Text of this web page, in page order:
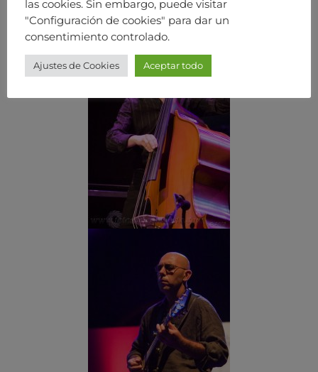
las cookies. Sin embargo, puede visitar
"Configuración de cookies" para dar un
consentimiento controlado.
Ajustes de Cookies Aceptar todo